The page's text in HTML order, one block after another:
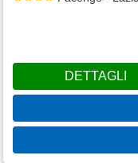
DETTAGLI